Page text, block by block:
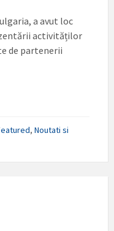
a avut loc
activităților
de partenerii
, Noutati si